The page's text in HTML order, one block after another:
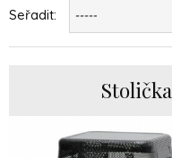
Seřadit: -----